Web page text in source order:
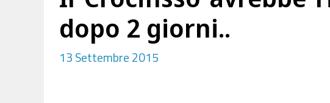
dopo 2 giorni..
13 Settembre 2015